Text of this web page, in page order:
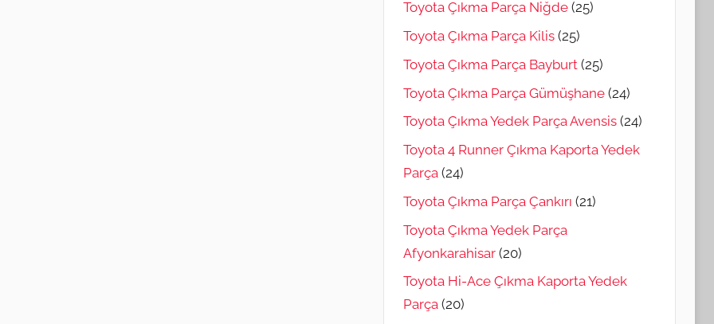
Toyota Çıkma Parça Niğde (25)
Toyota Çıkma Parça Kilis (25)
Toyota Çıkma Parça Bayburt (25)
Toyota Çıkma Parça Gümüşhane (24)
Toyota Çıkma Yedek Parça Avensis (24)
Toyota 4 Runner Çıkma Kaporta Yedek
Parça (24)
Toyota Çıkma Parça Çankırı (21)
Toyota Çıkma Yedek Parça
Afyonkarahisar (20)
Toyota Hi-Ace Çıkma Kaporta Yedek
Parça (20)